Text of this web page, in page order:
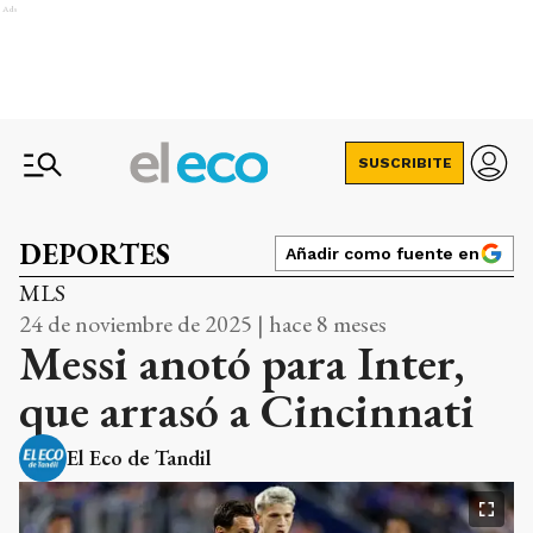
Ads
SUSCRIBITE
DEPORTES Añadir como fuente en
MLS
24 de noviembre de 2025 | hace 8 meses
Messi anotó para Inter,
que arrasó a Cincinnati
El Eco de Tandil